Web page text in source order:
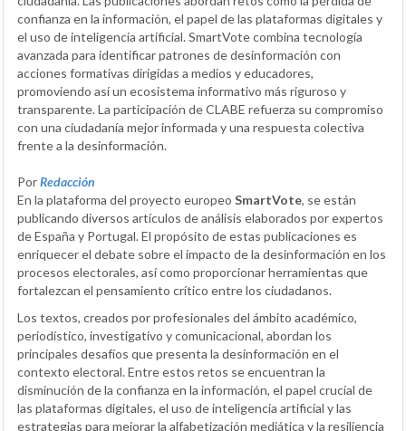
confianza en la información, el papel de las plataformas digitales y
el uso de inteligencia artificial. SmartVote combina tecnología
avanzada para identificar patrones de desinformación con
acciones formativas dirigidas a medios y educadores,
promoviendo así un ecosistema informativo más riguroso y
transparente. La participación de CLABE refuerza su compromiso
con una ciudadanía mejor informada y una respuesta colectiva
frente a la desinformación.
PorRedacción
En la plataforma del proyecto europeo SmartVote, se están
publicando diversos artículos de análisis elaborados por expertos
de España y Portugal. El propósito de estas publicaciones es
enriquecer el debate sobre el impacto de la desinformación en los
procesos electorales, así como proporcionar herramientas que
fortalezcan el pensamiento crítico entre los ciudadanos.
Los textos, creados por profesionales del ámbito académico,
periodístico, investigativo y comunicacional, abordan los
principales desafíos que presenta la desinformación en el
contexto electoral. Entre estos retos se encuentran la
disminución de la confianza en la información, el papel crucial de
las plataformas digitales, el uso de inteligencia artificial y las
estrategias para mejorar la alfabetización mediática y la resiliencia